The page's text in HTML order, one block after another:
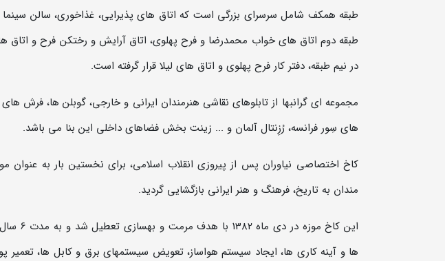
طبقه همکف شامل سرسرای بزرگي است که اتاق های پذيرايی، غذاخوری، سالن
طبقه دوم اتاق های خواب محمدرضا و فرح پهلوی، اتاق آرایش و رختکن فرح و اتاق
در نیم طبقه، دفتر کار فرح پهلوی و اتاق های لیلا قرار گرفته است.
مجموعه ای گرانبها از تابلوهای نقاشی هنرمندان ایرانی و خارجی، گوبلن ها، فرش
های سِور فرانسه، رُزِنتال آلمان و ... زینت بخش فضاهای داخلی این بنا می باشد.
مندان به تاریخ، فرهنگ و هنر ایرانی بازگشایی گردید.
این
ها و آینه کاری ها، ایجاد سیستم هواساز، تعویض سیستم­های برق و کابل ها،